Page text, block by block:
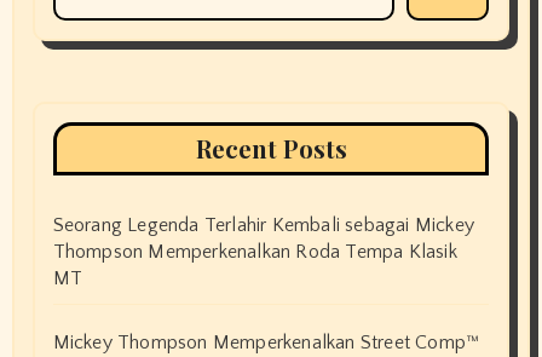
Recent Posts
Seorang Legenda Terlahir Kembali sebagai Mickey
Thompson Memperkenalkan Roda Tempa Klasik
MT
Mickey Thompson Memperkenalkan Street Comp™